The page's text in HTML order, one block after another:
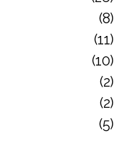
8
11
10
2
2
5